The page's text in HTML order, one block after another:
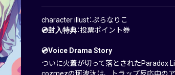
character illust：ぷらなりこ
💿封入特典：投票ポイント券
💿Voice Drama Story
ついに火蓋が切って落とされたParadox
cozmezの珂波汰は、トラップ反応中の